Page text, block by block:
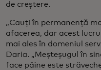
de creștere.
„Cauți în permanență
afacerea, dar acest
mai ales în domeniul
Daria. „Meșteșugul în
face pâine este